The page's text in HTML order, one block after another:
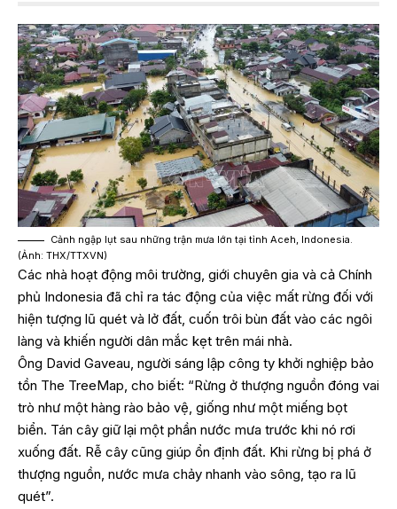
Cảnh ngập lụt sau những trận mưa lớn tại tỉnh Aceh, Indonesia.
(Ảnh: THX/TTXVN)
Các nhà hoạt động môi trường, giới chuyên gia và cả Chính
phủ Indonesia đã chỉ ra tác động của việc mất rừng đối với
hiện tượng lũ quét và lở đất, cuốn trôi bùn đất vào các ngôi
làng và khiến người dân mắc kẹt trên mái nhà.
Ông David Gaveau, người sáng lập công ty khởi nghiệp bảo
tồn The TreeMap, cho biết: “Rừng ở thượng nguồn đóng vai
trò như một hàng rào bảo vệ, giống như một miếng bọt
biển. Tán cây giữ lại một phần nước mưa trước khi nó rơi
xuống đất. Rễ cây cũng giúp ổn định đất. Khi rừng bị phá ở
thượng nguồn, nước mưa chảy nhanh vào sông, tạo ra lũ
quét”.